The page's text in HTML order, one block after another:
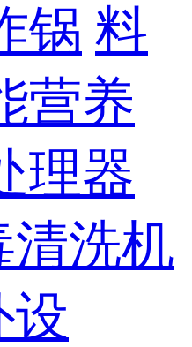
锅 料
营养
理器
清洗机
设